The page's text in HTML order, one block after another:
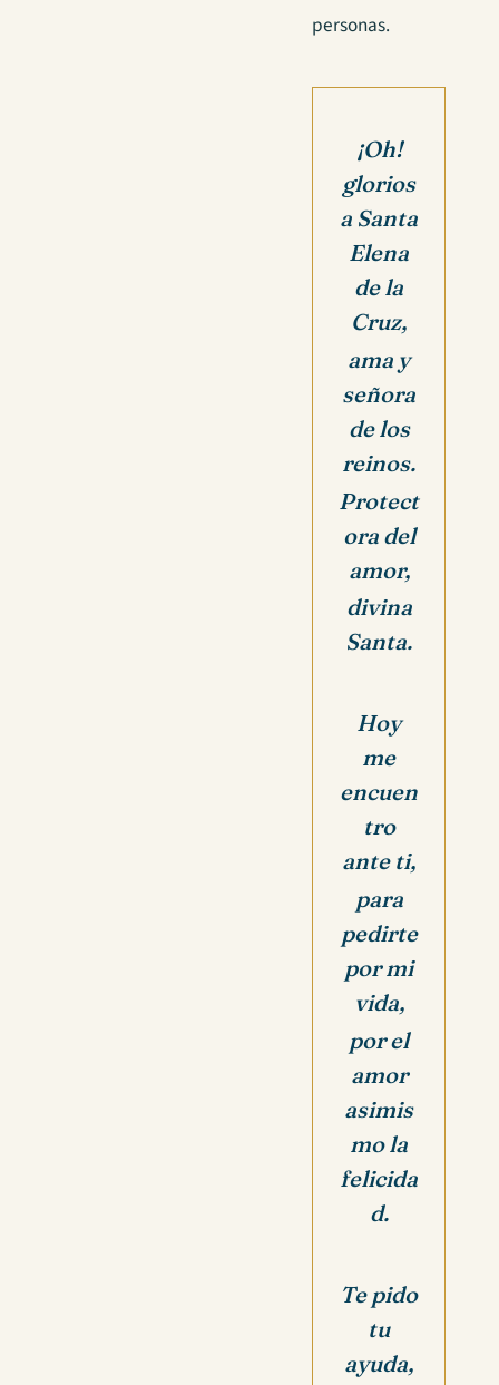
personas.
¡Oh!
glorios
a Santa
Elena
de la
Cruz,
ama y
señora
de los
reinos.
Protect
ora del
amor,
divina
Santa.
Hoy
me
encuen
tro
ante ti,
para
pedirte
por mi
vida,
por el
amor
asimis
mo la
felicida
d.
Te pido
tu
ayuda,